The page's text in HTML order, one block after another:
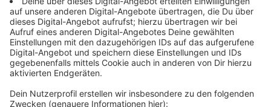
Betriebe mit Milchkuhhaltungen. Ein Grund für die
vielen Betriebsaufgaben sind steigende Kosten und
strengere Auflagen für die Landwirte, gleichzeitig
sorgt ein hoher Preisdruck für zum Teil nicht mehr
auskömmliche Erlöse.